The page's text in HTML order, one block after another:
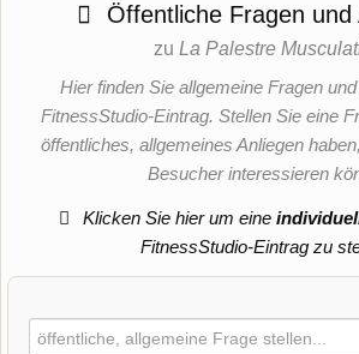
Öffentliche Fragen und
zu La Palestre
Hier finden Sie allgemeine Fragen
FitnessStudio-Eintrag. Stellen Sie eine
öffentliches, allgemeines Anliegen
Besucher interessieren
Klicken Sie hier um eine
FitnessStudio-Eintrag zu